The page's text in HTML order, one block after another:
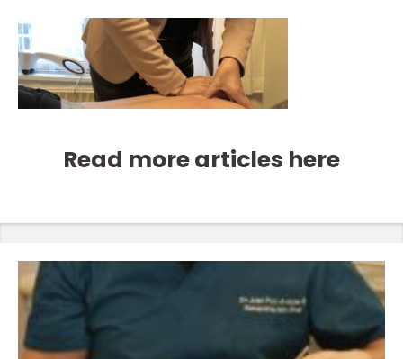
Read more articles here